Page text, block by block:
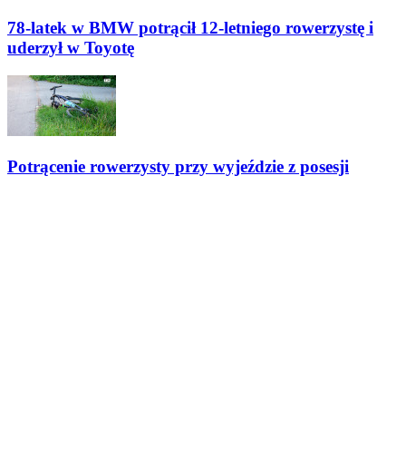
78-latek w BMW potrącił 12-letniego rowerzystę i
uderzył w Toyotę
Potrącenie rowerzysty przy wyjeździe z posesji